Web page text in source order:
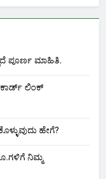
ಪೂರ್ಣ ಮಾಹಿತಿ.
ಕಾರ್ಡ್ ಲಿಂಕ್
ಹೇಗೆ?
ನಿಮ್ಮ